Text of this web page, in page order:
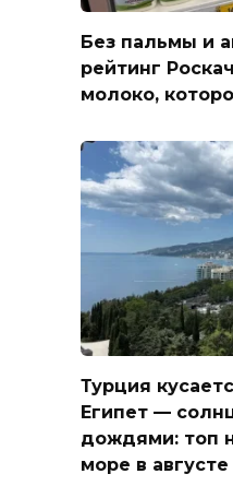
Без пальмы и
рейтинг
молоко,
Турция
Египет —
дождями: топ
море в августе